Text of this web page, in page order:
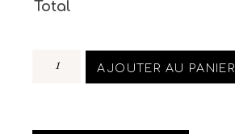
Total
AJOUTER AU PANIER